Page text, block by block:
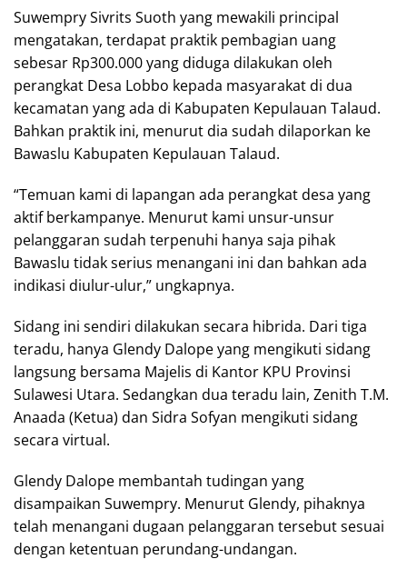
Suwempry Sivrits Suoth yang mewakili principal
mengatakan, terdapat praktik pembagian uang
sebesar Rp300.000 yang diduga dilakukan oleh
perangkat Desa Lobbo kepada masyarakat di dua
kecamatan yang ada di Kabupaten Kepulauan Talaud.
Bahkan praktik ini, menurut dia sudah dilaporkan ke
Bawaslu Kabupaten Kepulauan Talaud.
“Temuan kami di lapangan ada perangkat desa yang
aktif berkampanye. Menurut kami unsur-unsur
pelanggaran sudah terpenuhi hanya saja pihak
Bawaslu tidak serius menangani ini dan bahkan ada
indikasi diulur-ulur,” ungkapnya.
Sidang ini sendiri dilakukan secara hibrida. Dari tiga
teradu, hanya Glendy Dalope yang mengikuti sidang
langsung bersama Majelis di Kantor KPU Provinsi
Sulawesi Utara. Sedangkan dua teradu lain, Zenith T.M.
Anaada (Ketua) dan Sidra Sofyan mengikuti sidang
secara virtual.
Glendy Dalope membantah tudingan yang
disampaikan Suwempry. Menurut Glendy, pihaknya
telah menangani dugaan pelanggaran tersebut sesuai
dengan ketentuan perundang-undangan.